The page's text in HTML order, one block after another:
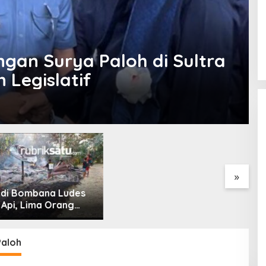
Surya Paloh di Sultra
Legislatif
»
Batu Pertama
Muara Sampara,
Ajak Desa
Program Pusat
Kadin Sultra, IAI Rawa Aopa